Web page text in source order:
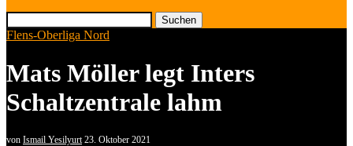
Suchen
Flens-Oberliga Nord
Mats Möller legt Inters
Schaltzentrale lahm
von Ismail Yesilyurt 23. Oktober 2021